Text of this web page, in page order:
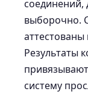
соединений,
выборочно.
аттестованы
Результаты
систему